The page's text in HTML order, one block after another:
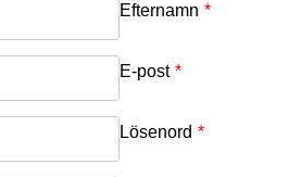
Efternamn *
E-post *
Lösenord *
Password